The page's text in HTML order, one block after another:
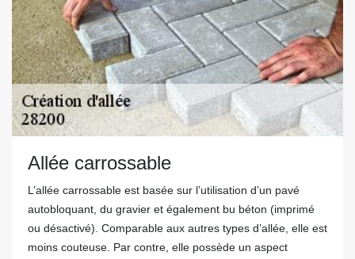
Allée carrossable
L’allée carrossable est basée sur l’utilisation d’un pavé
autobloquant, du gravier et également bu béton (imprimé
ou désactivé). Comparable aux autres types d’allée, elle est
moins couteuse. Par contre, elle possède un aspect